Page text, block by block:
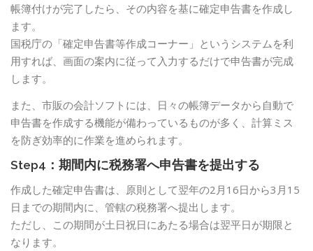
帳簿付けが完了したら、その内容を基に確定申告書を作成し
ます。
国税庁の「確定申告書等作成コーナー」というシステムを利
用すれば、画面の案内に従って入力するだけで申告書が完成
します。
また、市販の会計ソフトには、日々の帳簿データから自動で
申告書を作成する機能が備わっているものが多く、計算ミス
を防ぎ効率的に作業を進められます。
Step4：期間内に税務署へ申告書を提出する
作成した確定申告書は、原則として翌年の2月16日から3月15
日までの期間内に、管轄の税務署へ提出します。
ただし、この期間が土日祝日にあたる場合は翌平日が期限と
なります。